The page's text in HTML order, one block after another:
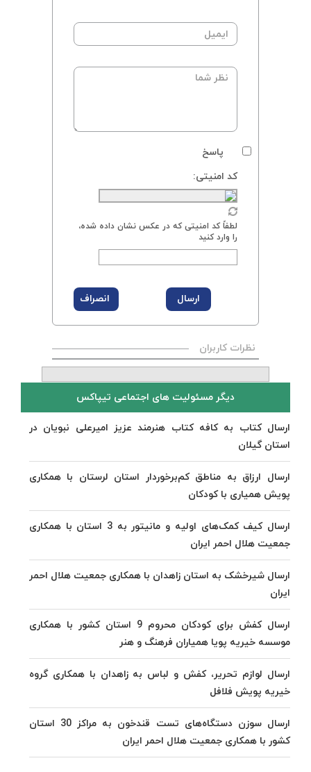
پاسخ
کد امنیتی:
لطفاً کد امنیتی که در عکس نشان داده شده،
را وارد کنید
نظرات کاربران
دیگر مسئولیت های اجتماعی تیپاکس
ارسال کتاب به کافه کتاب هنرمند عزیز امیرعلی نبویان در
استان گیلان
ارسال ارزاق به مناطق کم‌برخوردار استان لرستان با همکاری
پویش همیاری با کودکان
ارسال کیف کمک‌های اولیه و مانیتور به 3 استان با همکاری
جمعیت هلال احمر ایران
ارسال شیرخشک به استان زاهدان با همکاری جمعیت هلال احمر
ایران
ارسال کفش برای کودکان محروم 9 استان کشور با همکاری
موسسه خیریه پویا همیاران فرهنگ و هنر
ارسال لوازم تحریر، کفش و لباس به زاهدان با همکاری گروه
خیریه پویش فلافل
ارسال سوزن دستگاه‌های تست قندخون به مراکز 30 استان
کشور با همکاری جمعیت هلال احمر ایران